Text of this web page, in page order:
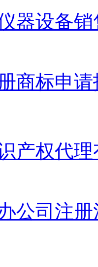
器设备
商标申
产权代
公司注